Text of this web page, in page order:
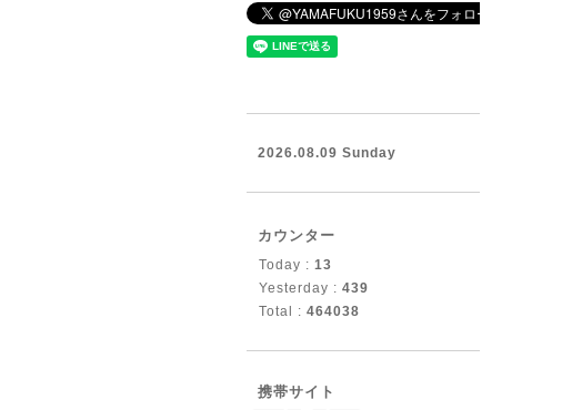
2026.08.09 Sunday
カウンター
Today : 13
Yesterday : 439
Total : 464038
携帯サイト